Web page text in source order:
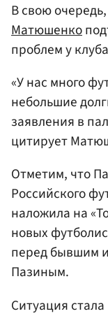
В свою
Матюшенко
проблем у
«У нас много
небольшие
заявления в
цитирует
Отметим, что
Российского
наложила на
новых
перед бывшим
Пазиным.
Ситуация